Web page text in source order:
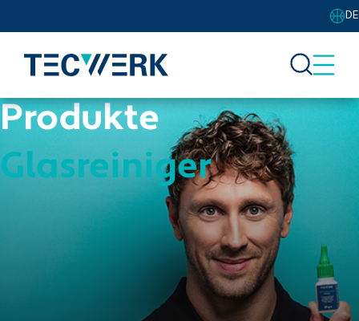
DE
Produkte
Glasreiniger